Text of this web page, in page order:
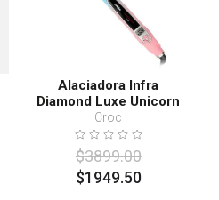
Alaciadora Infra
Diamond Luxe Unicorn
Croc
$3899.00
$1949.50